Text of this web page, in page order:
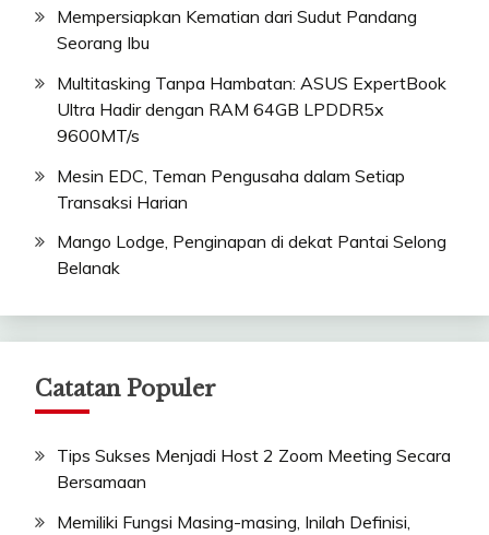
Mempersiapkan Kematian dari Sudut Pandang
Seorang Ibu
Multitasking Tanpa Hambatan: ASUS ExpertBook
Ultra Hadir dengan RAM 64GB LPDDR5x
9600MT/s
Mesin EDC, Teman Pengusaha dalam Setiap
Transaksi Harian
Mango Lodge, Penginapan di dekat Pantai Selong
Belanak
Catatan Populer
Tips Sukses Menjadi Host 2 Zoom Meeting Secara
Bersamaan
Memiliki Fungsi Masing-masing, Inilah Definisi,